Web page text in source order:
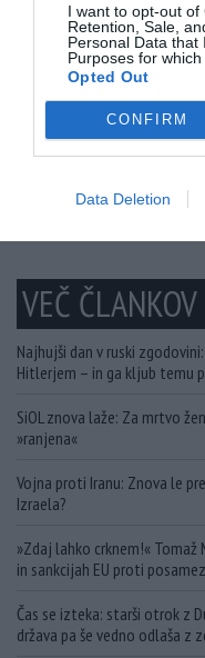
I want to opt-out of
Retention, Sale,
Personal Data that
Purposes for which
Opted Out
CONFIRM
Data Deletion
Delite članek
VEČ
Najhujši dan v ruski
Hitlerjem – in ga kljub temu
SiOL znova laže: Za mrtvo
»ranjena«
Vojna proti Iranu: Znova le
Izraela?
»Zdaj lahko crknem!«
in sankcijah EU proti
Čas se izteka: starši otrok z
država pa še vedno odlaša z